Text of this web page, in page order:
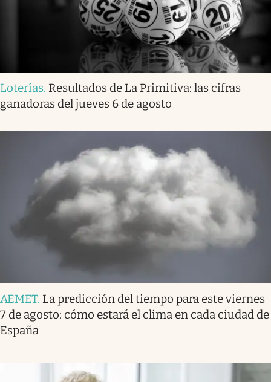
Loterías. Resultados de La Primitiva: las cifras
ganadoras del jueves 6 de agosto
AEMET. La predicción del tiempo para este viernes
7 de agosto: cómo estará el clima en cada ciudad de
España